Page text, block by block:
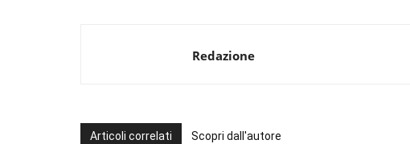
Redazione
Articoli correlati Scopri dall'autore